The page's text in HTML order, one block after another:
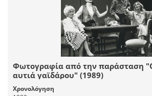
Φωτογραφία από την παράσταση
αυτιά γαϊδάρου" (1989)
Χρονολόγηση